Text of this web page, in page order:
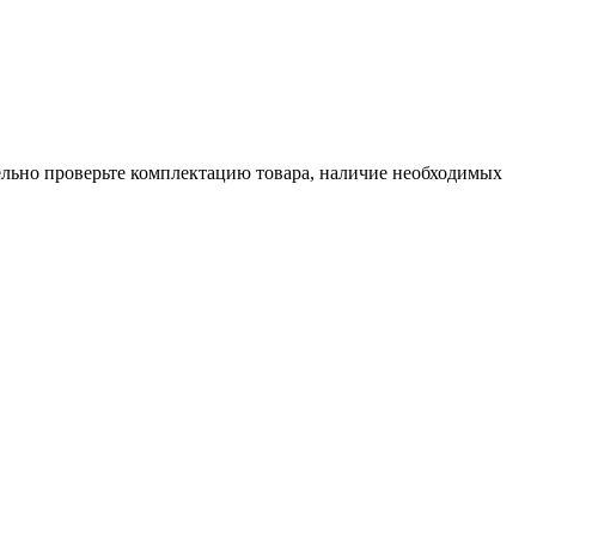
проверьте комплектацию товара, наличие необходимых